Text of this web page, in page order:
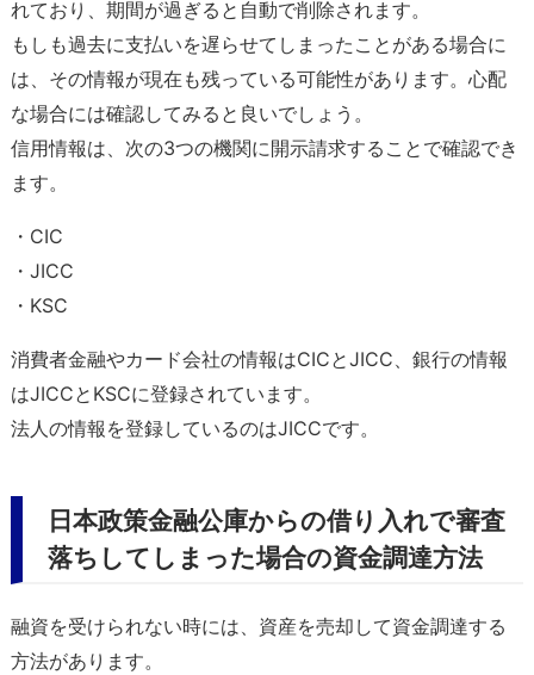
れており、期間が過ぎると自動で削除されます。
もしも過去に支払いを遅らせてしまったことがある場合に
は、その情報が現在も残っている可能性があります。心配
な場合には確認してみると良いでしょう。
信用情報は、次の3つの機関に開示請求することで確認でき
ます。
・CIC
・JICC
・KSC
消費者金融やカード会社の情報はCICとJICC、銀行の情報
はJICCとKSCに登録されています。
法人の情報を登録しているのはJICCです。
日本政策金融公庫からの借り入れで審査
落ちしてしまった場合の資金調達方法
融資を受けられない時には、資産を売却して資金調達する
方法があります。